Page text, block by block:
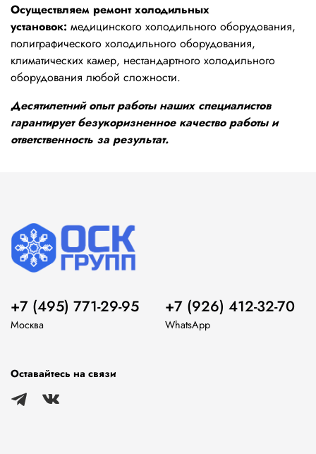
Осуществляем ремонт холодильных
установок: медицинского холодильного оборудования,
полиграфического холодильного оборудования,
климатических камер, нестандартного холодильного
оборудования любой сложности.
Десятилетний опыт работы наших специалистов
гарантирует безукоризненное качество работы и
ответственность за результат.
+7 (495) 771-29-95
Москва
+7 (926) 412-32-70
WhatsApp
Оставайтесь на связи